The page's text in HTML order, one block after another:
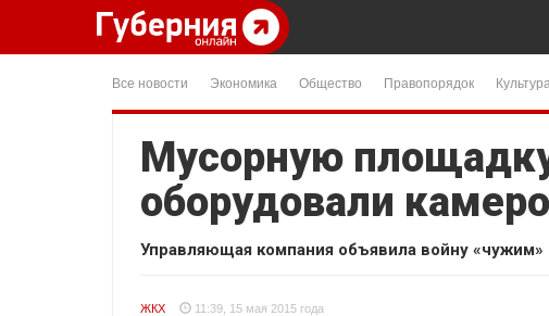
Все новости Экономика Общество Правопорядок Культура
Мусорную
оборудовали
Управляющая компания объявила войну «чужим»
ЖКХ 11:39, 15 мая 2015 года